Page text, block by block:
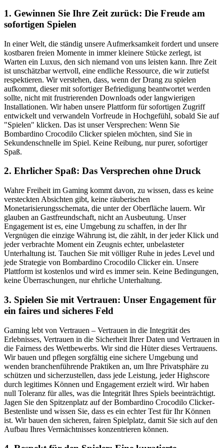
1. Gewinnen Sie Ihre Zeit zurück: Die Freude am
sofortigen Spielen
In einer Welt, die ständig unsere Aufmerksamkeit fordert und unsere
kostbaren freien Momente in immer kleinere Stücke zerlegt, ist
Warten ein Luxus, den sich niemand von uns leisten kann. Ihre Zeit
ist unschätzbar wertvoll, eine endliche Ressource, die wir zutiefst
respektieren. Wir verstehen, dass, wenn der Drang zu spielen
aufkommt, dieser mit sofortiger Befriedigung beantwortet werden
sollte, nicht mit frustrierenden Downloads oder langwierigen
Installationen. Wir haben unsere Plattform für sofortigen Zugriff
entwickelt und verwandeln Vorfreude in Hochgefühl, sobald Sie auf
"Spielen" klicken. Das ist unser Versprechen: Wenn Sie
Bombardino Crocodilo Clicker spielen möchten, sind Sie in
Sekundenschnelle im Spiel. Keine Reibung, nur purer, sofortiger
Spaß.
2. Ehrlicher Spaß: Das Versprechen ohne Druck
Wahre Freiheit im Gaming kommt davon, zu wissen, dass es keine
versteckten Absichten gibt, keine räuberischen
Monetarisierungsschemata, die unter der Oberfläche lauern. Wir
glauben an Gastfreundschaft, nicht an Ausbeutung. Unser
Engagement ist es, eine Umgebung zu schaffen, in der Ihr
Vergnügen die einzige Währung ist, die zählt, in der jeder Klick und
jeder verbrachte Moment ein Zeugnis echter, unbelasteter
Unterhaltung ist. Tauchen Sie mit völliger Ruhe in jedes Level und
jede Strategie von Bombardino Crocodilo Clicker ein. Unsere
Plattform ist kostenlos und wird es immer sein. Keine Bedingungen,
keine Überraschungen, nur ehrliche Unterhaltung.
3. Spielen Sie mit Vertrauen: Unser Engagement für
ein faires und sicheres Feld
Gaming lebt von Vertrauen – Vertrauen in die Integrität des
Erlebnisses, Vertrauen in die Sicherheit Ihrer Daten und Vertrauen in
die Fairness des Wettbewerbs. Wir sind die Hüter dieses Vertrauens.
Wir bauen und pflegen sorgfältig eine sichere Umgebung und
wenden branchenführende Praktiken an, um Ihre Privatsphäre zu
schützen und sicherzustellen, dass jede Leistung, jeder Highscore
durch legitimes Können und Engagement erzielt wird. Wir haben
null Toleranz für alles, was die Integrität Ihres Spiels beeinträchtigt.
Jagen Sie den Spitzenplatz auf der Bombardino Crocodilo Clicker-
Bestenliste und wissen Sie, dass es ein echter Test für Ihr Können
ist. Wir bauen den sicheren, fairen Spielplatz, damit Sie sich auf den
Aufbau Ihres Vermächtnisses konzentrieren können.